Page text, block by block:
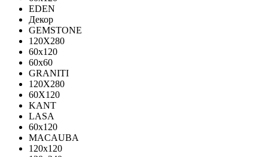
EDEN
Декор
GEMSTONE
120X280
60x120
60x60
GRANITI
120X280
60X120
KANT
LASA
60x120
MACAUBA
120x120